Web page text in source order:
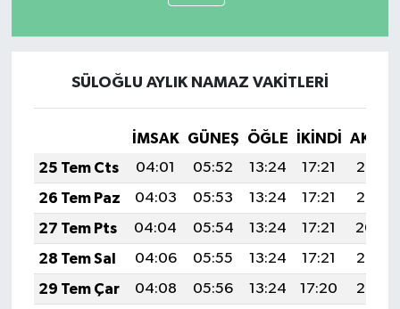
SÜLOĞLU AYLIK NAMAZ VAKITLERI
İMSAK GÜNEŞ ÖĞLE İKINDI
25 Tem Cts
04:01 05:52 13:24 17:21
20:46
26 Tem Paz
04:03 05:53 13:24 17:21
20:45
27 Tem Pts
04:04 05:54 13:24 17:21
20:44
28 Tem Sal
04:06 05:55 13:24 17:21
20:43
29 Tem Çar
04:08 05:56 13:24 17:20
20:42